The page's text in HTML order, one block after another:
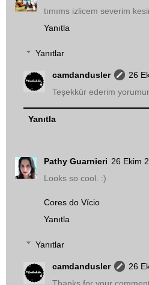
tımıms izlicem severim
Yanıtla
Yanıtlar
camdandusler
26
Teşekkür ederim
Yanıtla
Pathy Guarnieri 26 Ekim
Looks so cool. :)
Cores do Vício
Yanıtla
Yanıtlar
camdandusler
26
Thanks for your